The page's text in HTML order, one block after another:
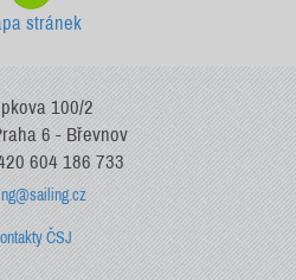
stránek
100/2
6 - Břevnov
604 186 733
ČSJ